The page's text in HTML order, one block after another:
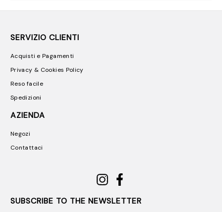
SERVIZIO CLIENTI
Acquisti e Pagamenti
Privacy & Cookies Policy
Reso facile
Spedizioni
AZIENDA
Negozi
Contattaci
SUBSCRIBE TO THE NEWSLETTER